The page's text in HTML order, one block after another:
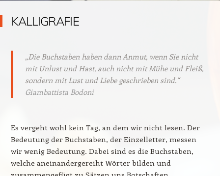
KALLIGRAFIE
„Die Buchstaben haben dann Anmut, wenn Sie nicht
mit Unlust und Hast, auch nicht mit Mühe und Fleiß,
sondern mit Lust und Liebe geschrieben sind.“
Giambattista Bodoni
Es vergeht wohl kein Tag, an dem wir nicht lesen. Der
Bedeutung der Buchstaben, der Einzelletter, messen
wir wenig Bedeutung. Dabei sind es die Buchstaben,
welche aneinandergereiht Wörter bilden und